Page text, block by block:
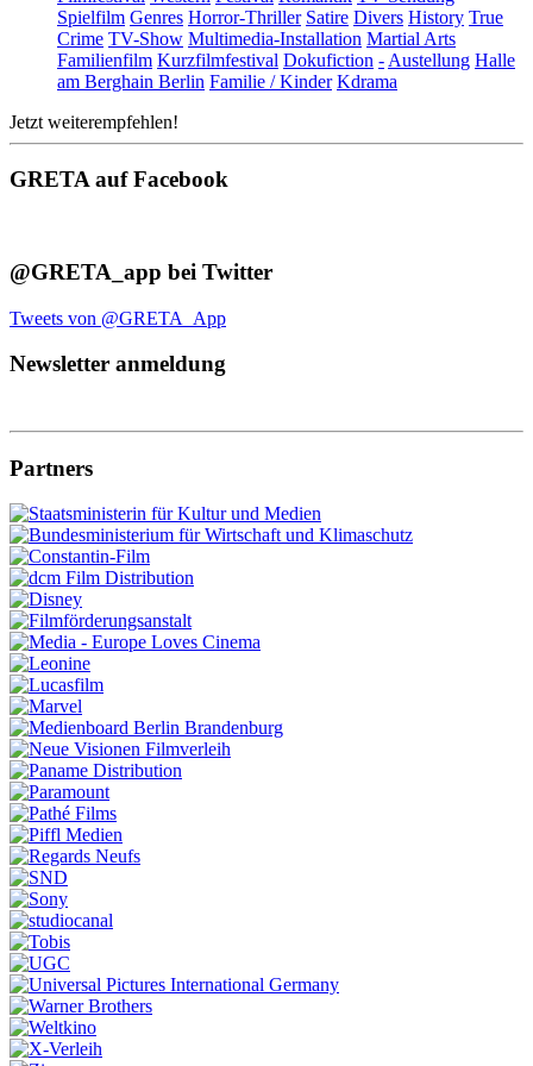
Spielfilm Genres Horror-Thriller Satire Divers History True
Crime TV-Show Multimedia-Installation Martial Arts
Familienfilm Kurzfilmfestival Dokufiction - Austellung Halle
am Berghain Berlin Familie / Kinder Kdrama
Jetzt weiterempfehlen!
GRETA auf Facebook
@GRETA_app bei Twitter
Tweets von @GRETA_App
Newsletter anmeldung
Partners